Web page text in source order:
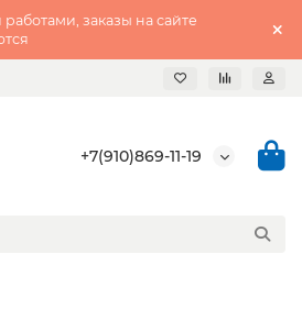
заказы на сайте
+7(910)869-11-19